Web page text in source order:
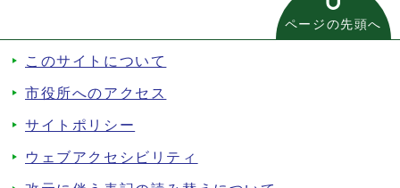
ページの先頭へ
このサイトについて
市役所へのアクセス
サイトポリシー
ウェブアクセシビリティ